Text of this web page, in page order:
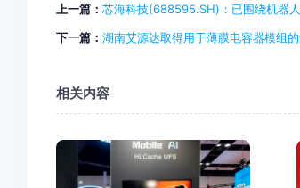
上一篇： 芯海科技(688595.SH)：已围绕机器
下一篇： 湖南艾源达取得用于薄膜电容器模组
相关内容